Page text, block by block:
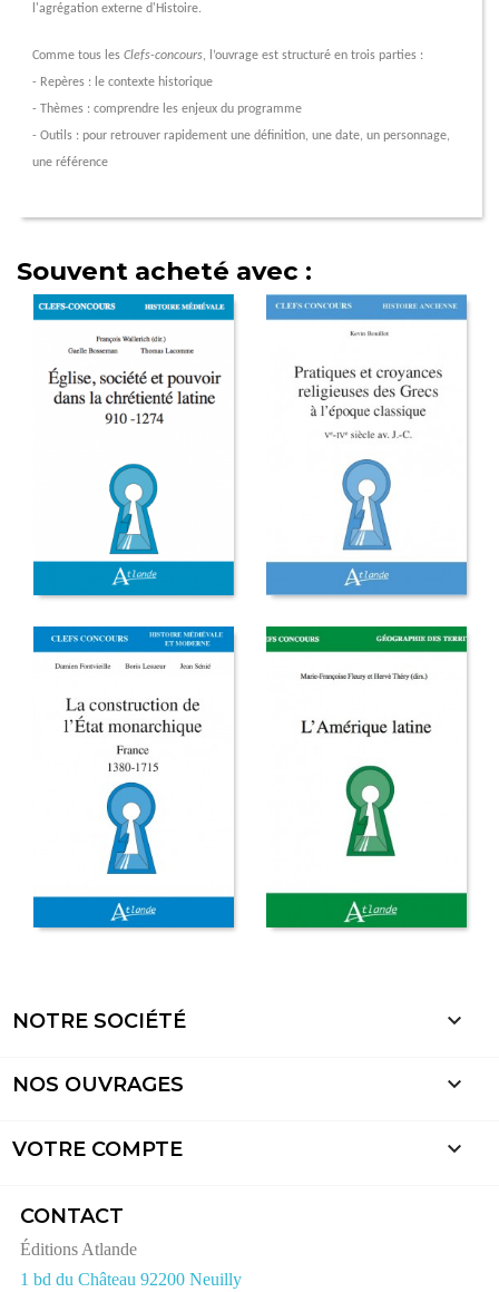
l'agrégation externe d'Histoire.
Comme tous lesClefs-concours, l’ouvrage est structuré en trois parties :
- Repères : le contexte historique
- Thèmes : comprendre les enjeux du programme
- Outils : pour retrouver rapidement une définition, une date, un personnage,
une référence
Souvent acheté avec :
NOTRE SOCIÉTÉ 
NOS OUVRAGES 
VOTRE COMPTE 
CONTACT
Éditions Atlande
1 bd du Château 92200 Neuilly